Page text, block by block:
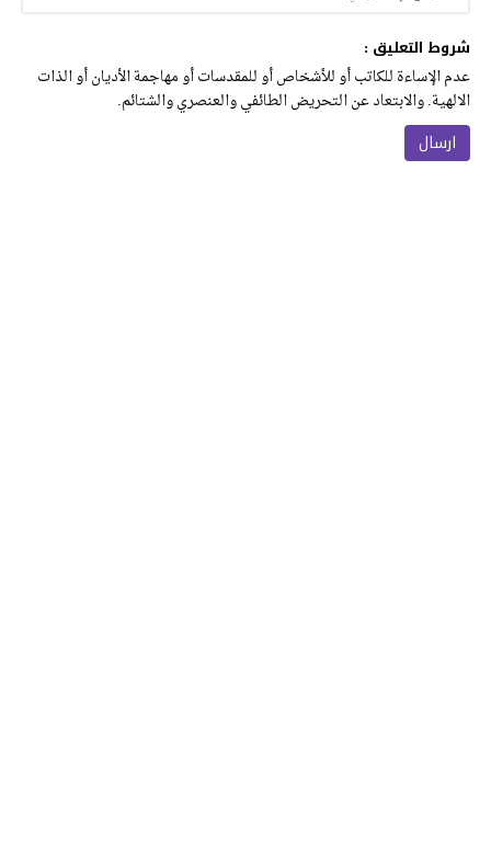
شروط التعليق :
عدم الإساءة للكاتب أو للأشخاص أو للمقدسات أو مهاجمة الأديان أو الذات
الالهية. والابتعاد عن التحريض الطائفي والعنصري والشتائم.